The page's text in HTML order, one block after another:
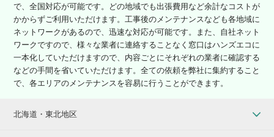
で、全国対応が可能です。どの地域でも出張費用など余計なコストが
かからずご利用いただけます。工事後のメンテナンスなども各地域に
ネットワークがあるので、迅速な対応が可能です。また、自社ネット
ワークですので、様々な業者に連絡することなく窓口はハンズエコに
一本化していただけますので、内容ごとにそれぞれの業者に確認する
などの手間を省いていただけます。全ての依頼を弊社に集約すること
で、各エリアのメンテナンスを容易に行うことができます。
北海道・東北地区